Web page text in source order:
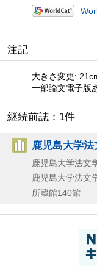
注記
大きさ変更:
一部論文電子版
継続前誌：1件
鹿児島大学
鹿児島大学法文
鹿児島大学法文
所蔵館140館